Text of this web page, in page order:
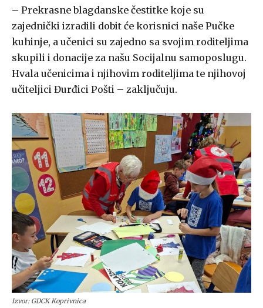
– Prekrasne blagdanske čestitke koje su
zajednički izradili dobit će korisnici naše Pučke
kuhinje, a učenici su zajedno sa svojim roditeljima
skupili i donacije za našu Socijalnu samoposlugu.
Hvala učenicima i njihovim roditeljima te njihovoj
učiteljici Đurđici Pošti – zaključuju.
Izvor: GDCK Koprivnica